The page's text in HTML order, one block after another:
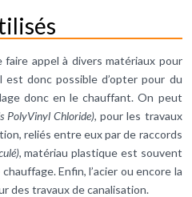
appel à divers matériaux pour
est donc possible d’opter pour du
donc en le chauffant. On peut
PolyVinyl Chloride),pour les travaux
reliés entre eux par de raccords
matériau plastique est souvent
Enfin, l’acier ou encore la
des travaux de canalisation.